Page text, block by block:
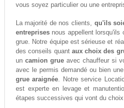
vous soyez particulier ou une
La majorité de nos clients, qu'ils
entreprisesnous appellent lorsqu'ils
grue. Notre équipe est sérieuse et
des conseils quant aux choix des
un camion grueavec chauffeur si
avec le permis demandé ou bien
grue araignée. Notre service
est experte en levage et
étapes successives qui vont du